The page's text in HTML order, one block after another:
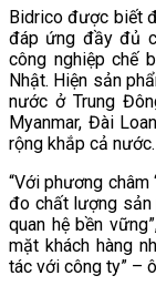
Bidrico được biết
đáp ứng đầy đủ
công nghiệp chế
Nhật. Hiện sản
nước ở Trung
Myanmar, Đài
rộng khắp cả nước.
“Với phương
đo chất lượng sản
quan hệ bền
mặt khách hàng
tác với công ty” –